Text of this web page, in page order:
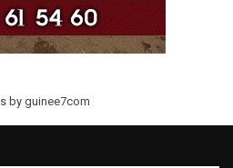
by guinee7com